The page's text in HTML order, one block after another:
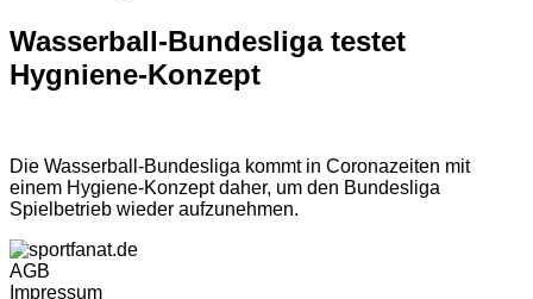
Wasserball-Bundesliga testet
Hygniene-Konzept
Die Wasserball-Bundesliga kommt in Coronazeiten mit
einem Hygiene-Konzept daher, um den Bundesliga
Spielbetrieb wieder aufzunehmen.
AGB
Impressum